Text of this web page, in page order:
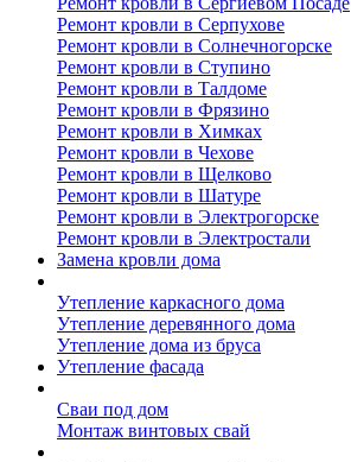
Ремонт кровли в Серпухове
Ремонт кровли в Солнечногорске
Ремонт кровли в Ступино
Ремонт кровли в Талдоме
Ремонт кровли в Фрязино
Ремонт кровли в Химках
Ремонт кровли в Чехове
Ремонт кровли в Щелково
Ремонт кровли в Шатуре
Ремонт кровли в Электрогорске
Ремонт кровли в Электростали
Замена кровли дома
Утепление каркасного дома
Утепление деревянного дома
Утепление дома из бруса
Утепление фасада
Сваи под дом
Монтаж винтовых свай